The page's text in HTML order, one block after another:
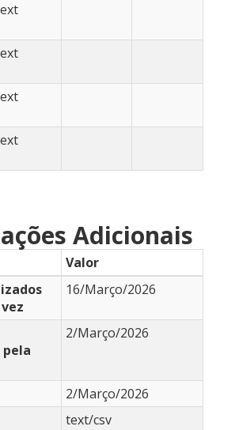
Adicionais
Valor
16/Março/2026
2/Março/2026
2/Março/2026
text/csv